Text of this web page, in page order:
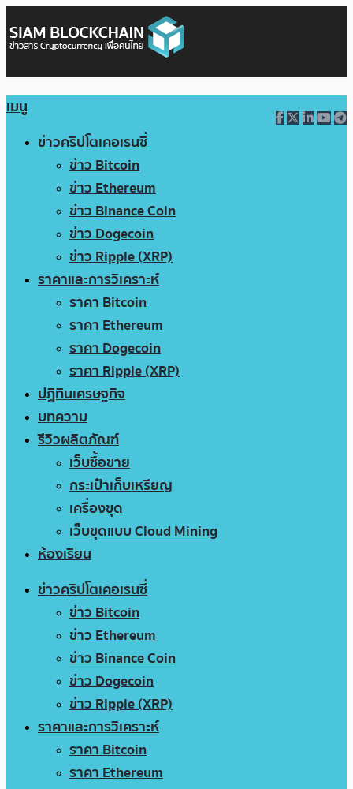
เมนู
ข่าวคริปโตเคอเรนซี่
ข่าว Bitcoin
ข่าว Ethereum
ข่าว Binance Coin
ข่าว Dogecoin
ข่าว Ripple (XRP)
ราคาและการวิเคราะห์
ราคา Bitcoin
ราคา Ethereum
ราคา Dogecoin
ราคา Ripple (XRP)
ปฏิทินเศรษฐกิจ
บทความ
รีวิวผลิตภัณฑ์
เว็บซื้อขาย
กระเป๋าเก็บเหรียญ
เครื่องขุด
เว็บขุดแบบ Cloud Mining
ห้องเรียน
ข่าวคริปโตเคอเรนซี่
ข่าว Bitcoin
ข่าว Ethereum
ข่าว Binance Coin
ข่าว Dogecoin
ข่าว Ripple (XRP)
ราคาและการวิเคราะห์
ราคา Bitcoin
ราคา Ethereum